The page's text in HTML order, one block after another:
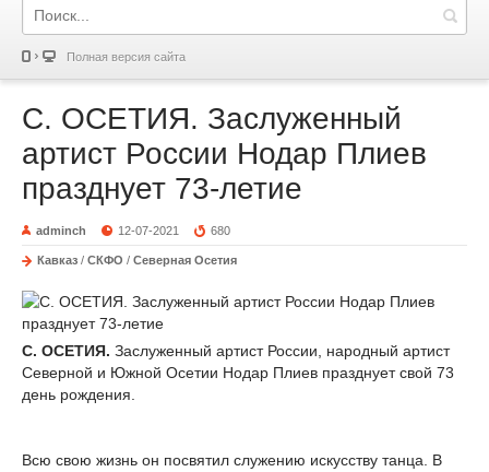
Полная версия сайта
С. ОСЕТИЯ. Заслуженный
артист России Нодар Плиев
празднует 73-летие
adminch 12-07-2021 680
Кавказ / СКФО / Северная Осетия
С. ОСЕТИЯ. Заслуженный артист России, народный артист
Северной и Южной Осетии Нодар Плиев празднует свой 73
день рождения.
Всю свою жизнь он посвятил служению искусству танца. В